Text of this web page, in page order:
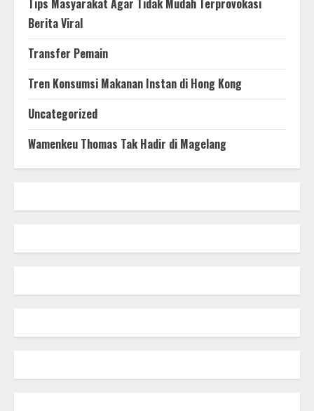
Tips Masyarakat Agar Tidak Mudah Terprovokasi
Berita Viral
Transfer Pemain
Tren Konsumsi Makanan Instan di Hong Kong
Uncategorized
Wamenkeu Thomas Tak Hadir di Magelang